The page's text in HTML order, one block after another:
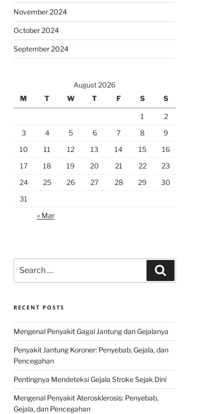
November 2024
October 2024
September 2024
August 2026
M
T W T F S S
1
2
3
4 5 6 7 8
9
10
11 12 13 14 15
16
17
18 19 20 21 22
23
24
25 26 27 28 29
30
31
« Mar
for:
RECENT POSTS
Mengenal Penyakit Gagal Jantung dan Gejalanya
Penyakit Jantung Koroner: Penyebab, Gejala, dan
Pencegahan
Pentingnya Mendeteksi Gejala Stroke Sejak Dini
Mengenal Penyakit Aterosklerosis: Penyebab,
Gejala, dan Pencegahan